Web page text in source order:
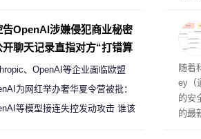
州
家
这一
（
户
随着
ey（
的安
的最
告OpenAI涉嫌侵犯商业秘密
开聊天记录直指对方“打错算
、OpenAI等企业面临欧盟
能法案》全新执法权限审查
为网红举办奢华夏令营被批：
一晚 遭讽“反乌托邦”
等模型接连失控发动攻击 谁该